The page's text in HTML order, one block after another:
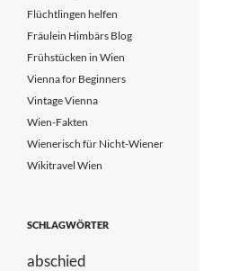
Flüchtlingen helfen
Fräulein Himbärs Blog
Frühstücken in Wien
Vienna for Beginners
Vintage Vienna
Wien-Fakten
Wienerisch für Nicht-Wiener
Wikitravel Wien
SCHLAGWÖRTER
abschied